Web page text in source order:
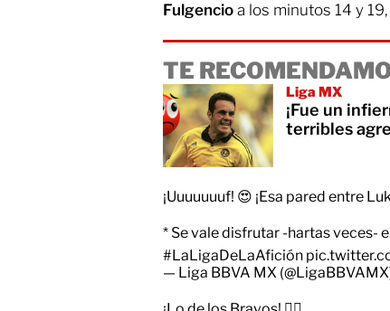
Fulgencio a los minutos 14 y
TE
Liga MX
¡Fue un
terribles
¡Uuuuuuuf! 😍 ¡Esa pared entre
* Se vale disfrutar -hartas veces-
#LaLigaDeLaAfición
— Liga BBVA MX